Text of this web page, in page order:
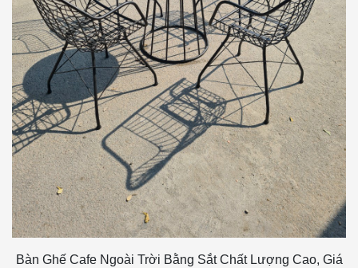
Bàn Ghế Cafe Ngoài Trời Bằng Sắt Chất Lượng Cao, Giá